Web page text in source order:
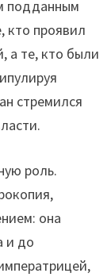
подданным
кто проявил
а те, кто были
стремился
роль.
она
и до